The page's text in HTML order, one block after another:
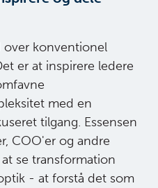
konventionel
er at inspirere ledere
med en
tilgang. Essensen
COO'er og andre
se transformation
- at forstå det som